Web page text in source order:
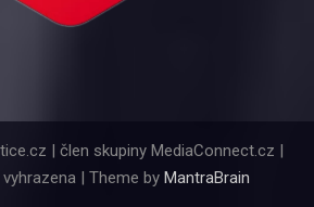
| člen skupiny MediaConnect.cz |
| Theme by MantraBrain